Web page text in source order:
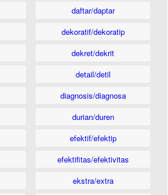
daftar/daptar
dekoratif/dekoratip
dekret/dekrit
detail/detil
diagnosis/diagnosa
durian/duren
efektif/efektip
efektifitas/efektivitas
ekstra/extra